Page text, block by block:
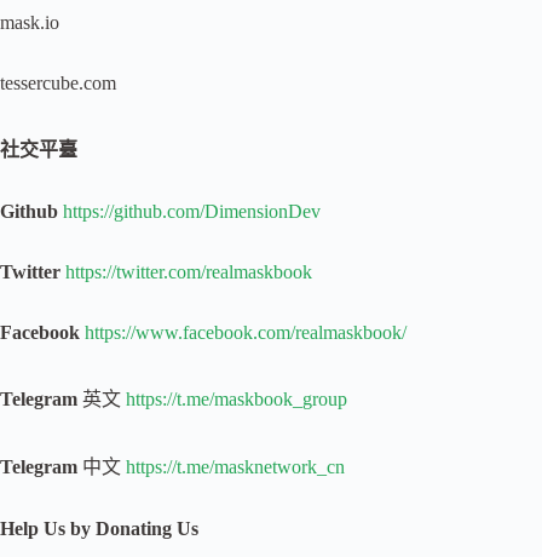
mask.io
tessercube.com
社交平臺
Github https://github.com/DimensionDev
Twitter https://twitter.com/realmaskbook
Facebook https://www.facebook.com/realmaskbook/
Telegram 英文 https://t.me/maskbook_group
Telegram 中文 https://t.me/masknetwork_cn
Help Us by Donating Us